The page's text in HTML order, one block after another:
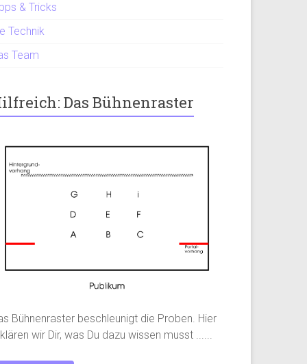
& Tricks
Technik
Team
Das Bühnenraster
Bühnenraster beschleunigt die Proben. Hier
wir Dir, was Du dazu wissen musst ......